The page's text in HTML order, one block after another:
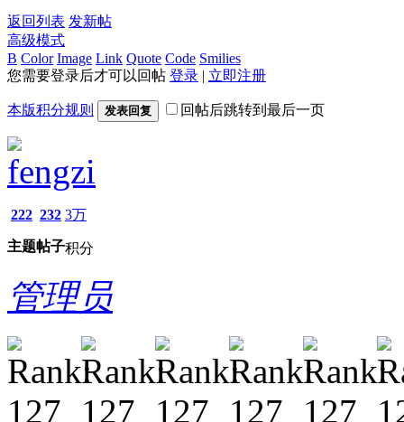
返回列表 发新帖
高级模式
B Color Image Link Quote Code Smilies
您需要登录后才可以回帖 登录 | 立即注册
本版积分规则 发表回复 回帖后跳转到最后一页
fengzi
222
主题
232
帖子
3万
积分
管理员